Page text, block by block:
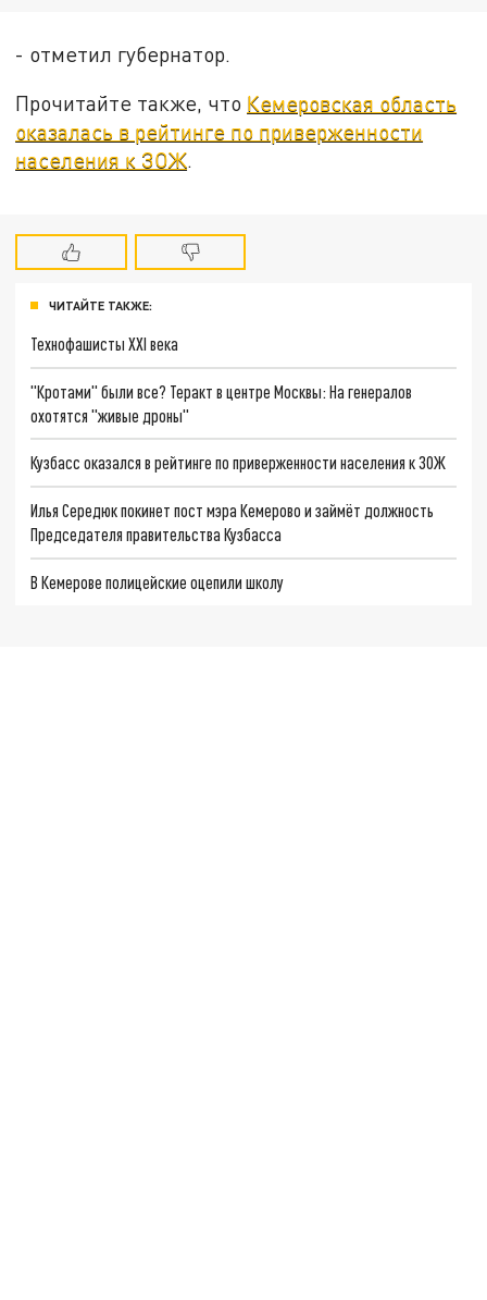
- отметил губернатор.
Прочитайте также, что Кемеровская область
оказалась в рейтинге по приверженности
населения к ЗОЖ.
ЧИТАЙТЕ ТАКЖЕ:
Технофашисты XXI века
"Кротами" были все? Теракт в центре Москвы: На генералов
охотятся "живые дроны"
Кузбасс оказался в рейтинге по приверженности населения к ЗОЖ
Илья Середюк покинет пост мэра Кемерово и займёт должность
Председателя правительства Кузбасса
В Кемерове полицейские оцепили школу